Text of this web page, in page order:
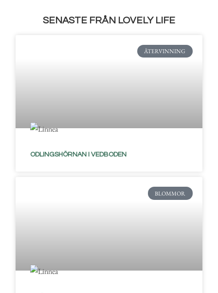
SENASTE FRÅN LOVELY LIFE
ÅTERVINNING
ODLINGSHÖRNAN I VEDBODEN
BLOMMOR